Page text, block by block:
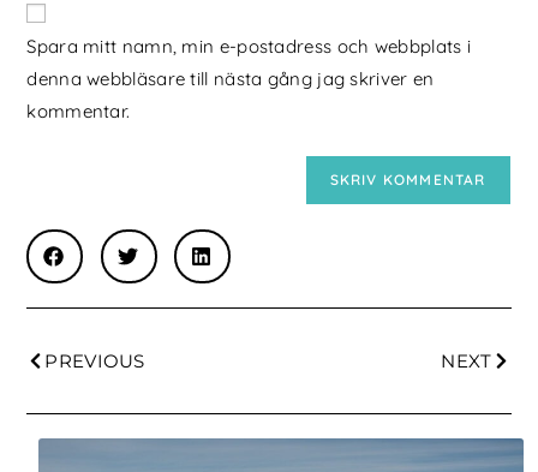
Spara mitt namn, min e-postadress och webbplats i
denna webbläsare till nästa gång jag skriver en
kommentar.
PREVIOUS NEXT